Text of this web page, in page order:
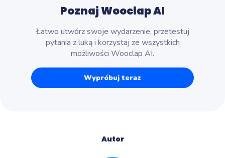
Poznaj Wooclap AI
Łatwo utwórz swoje wydarzenie, przetestuj
pytania z luką i korzystaj ze wszystkich
możliwości Wooclap AI.
Wypróbuj teraz
Autor